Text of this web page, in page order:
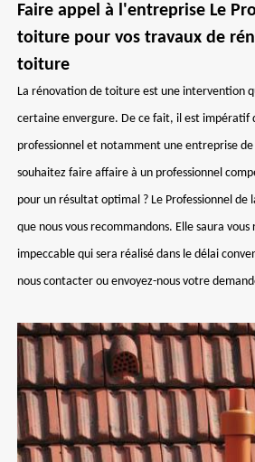
Faire appel à l'entreprise Le
toiture pour vos travaux de
toiture
La rénovation de toiture est une intervention
certaine envergure. De ce fait, il est impératif
professionnel et notamment une entreprise
souhaitez faire affaire à un professionnel
pour un résultat optimal ? Le Professionnel
que nous vous recommandons. Elle saura
impeccable qui sera réalisé dans le délai
nous contacter ou envoyez-nous votre